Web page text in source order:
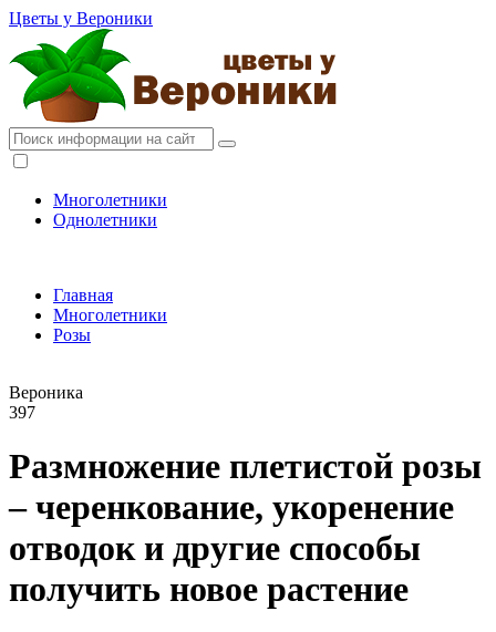
Цветы у Вероники
Многолетники
Однолетники
Главная
Многолетники
Розы
Вероника
397
Размножение плетистой розы
– черенкование, укоренение
отводок и другие способы
получить новое растение